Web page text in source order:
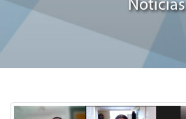
Noticias